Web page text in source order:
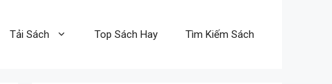
Tải Sách Top Sách Hay Tìm Kiếm Sách